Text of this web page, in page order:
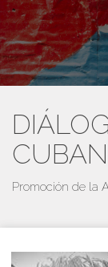
Promoción de la